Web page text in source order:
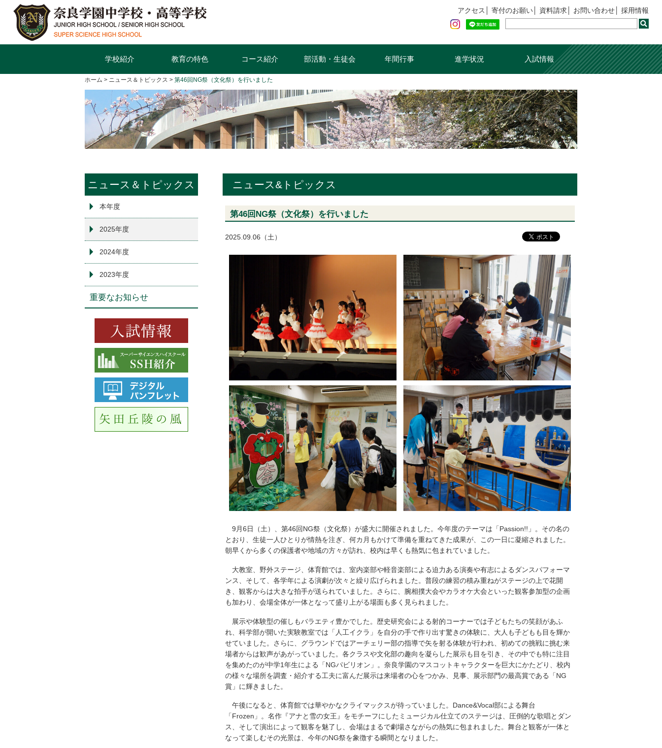
アクセス 寄付のお願い 資料請求 お問い合わせ 採用情報
学校紹介 教育の特色 コース紹介 部活動・生徒会 年間行事 進学状況 入試情報
ホーム ニュース＆トピックス 第46回NG祭（文化祭）を行いました
ニュース＆トピックス
本年度
2025年度
2024年度
2023年度
重要なお知らせ
ニュース&トピックス
第46回NG祭（文化祭）を行いました
2025.09.06（土）
9月6日（土）、第46回NG祭（文化祭）が盛大に開催されました。今年度のテーマは「Passion!!」。その名の
とおり、生徒一人ひとりが情熱を注ぎ、何カ月もかけて準備を重ねてきた成果が、この一日に凝縮されました。
朝早くから多くの保護者や地域の方々が訪れ、校内は早くも熱気に包まれていました。
大教室、野外ステージ、体育館では、室内楽部や軽音楽部による迫力ある演奏や有志によるダンスパフォーマ
ンス、そして、各学年による演劇が次々と繰り広げられました。普段の練習の積み重ねがステージの上で花開
き、観客からは大きな拍手が送られていました。さらに、腕相撲大会やカラオケ大会といった観客参加型の企画
も加わり、会場全体が一体となって盛り上がる場面も多く見られました。
展示や体験型の催しもバラエティ豊かでした。歴史研究会による射的コーナーでは子どもたちの笑顔があふ
れ、科学部が開いた実験教室では「人工イクラ」を自分の手で作り出す驚きの体験に、大人も子どもも目を輝か
せていました。さらに、グラウンドではアーチェリー部の指導で矢を射る体験が行われ、初めての挑戦に挑む来
場者からは歓声があがっていました。各クラスや文化部の趣向を凝らした展示も目を引き、その中でも特に注目
を集めたのが中学1年生による「NGパビリオン」。奈良学園のマスコットキャラクターを巨大にかたどり、校内
の様々な場所を調査・紹介する工夫に富んだ展示は来場者の心をつかみ、見事、展示部門の最高賞である「NG
賞」に輝きました。
午後になると、体育館では華やかなクライマックスが待っていました。Dance&Vocal部による舞台
「Frozen」。名作『アナと雪の女王』をモチーフにしたミュージカル仕立てのステージは、圧倒的な歌唱とダン
ス、そして演出によって観客を魅了し、会場はまるで劇場さながらの熱気に包まれました。舞台と観客が一体と
なって楽しむその光景は、今年のNG祭を象徴する瞬間となりました。